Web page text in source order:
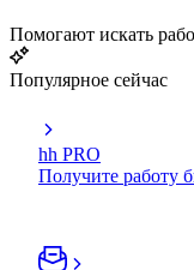
Помогают искать
Популярное сейчас
hh PRO
Получите работу